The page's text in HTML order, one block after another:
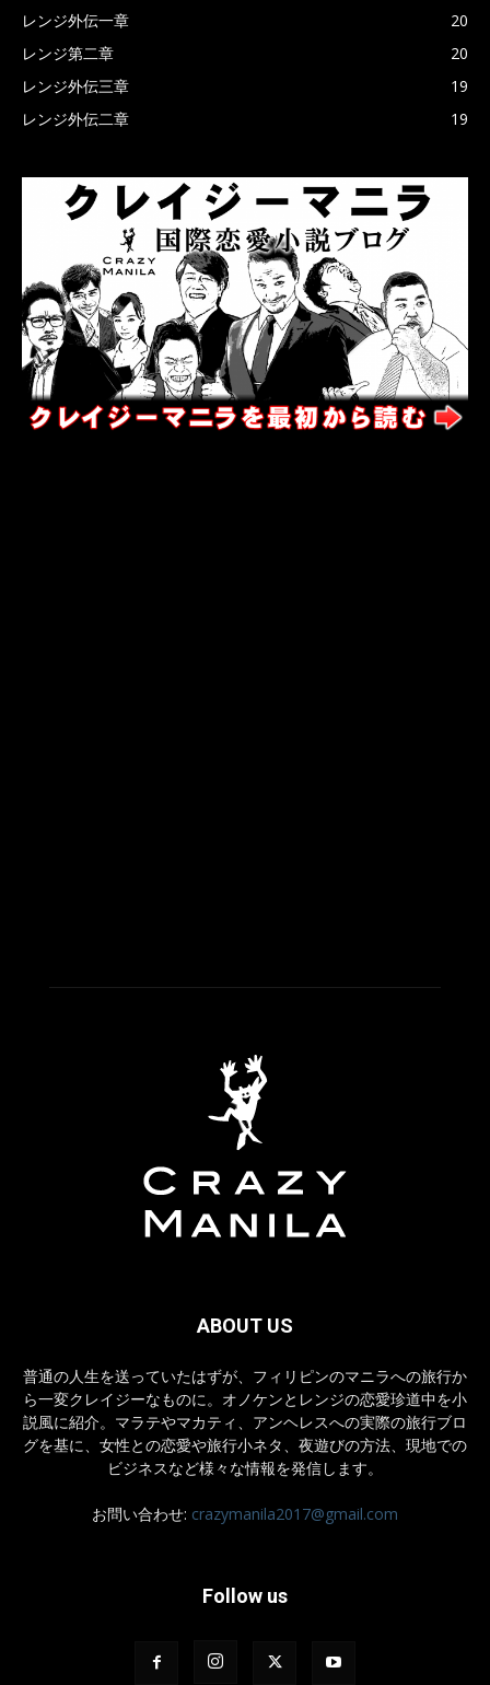
レンジ外伝一章
20
レンジ第二章
20
レンジ外伝三章
19
レンジ外伝二章
19
ABOUT US
普通の人生を送っていたはずが、フィリピンのマニラへの旅行か
ら一変クレイジーなものに。オノケンとレンジの恋愛珍道中を小
説風に紹介。マラテやマカティ、アンヘレスへの実際の旅行ブロ
グを基に、女性との恋愛や旅行小ネタ、夜遊びの方法、現地での
ビジネスなど様々な情報を発信します。
お問い合わせ: crazymanila2017@gmail.com
Follow us